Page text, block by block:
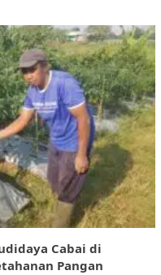
Cabai di
Pangan